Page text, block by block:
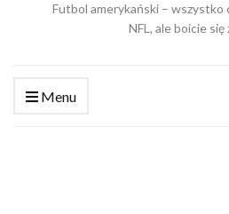
Futbol amerykański – wszystko
NFL, ale boicie się
Menu